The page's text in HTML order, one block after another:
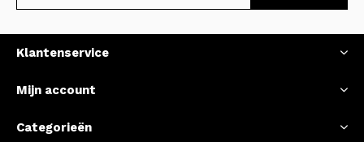
Klantenservice
Mijn account
Categorieën